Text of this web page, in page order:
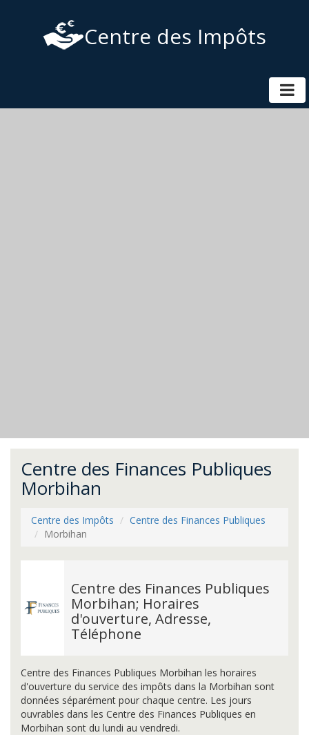
Centre des Impôts
Centre des Finances Publiques
Morbihan
Centre des Impôts
Centre des Finances Publiques
Morbihan
Centre des Finances Publiques
Morbihan; Horaires
d'ouverture, Adresse,
Téléphone
Centre des Finances Publiques Morbihan les horaires
d'ouverture du service des impôts dans la Morbihan sont
données séparément pour chaque centre. Les jours
ouvrables dans les Centre des Finances Publiques en
Morbihan sont du lundi au vendredi.